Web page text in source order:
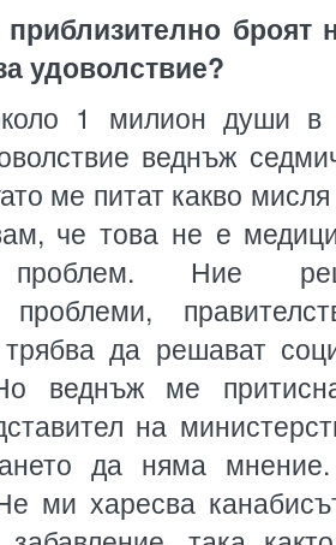
броят
удоволствие?
1 милион души в
веднъж
ме питат какво
че това не е
проблем. Ние
проблеми,
да решават
веднъж ме
на
да няма
ми харесва